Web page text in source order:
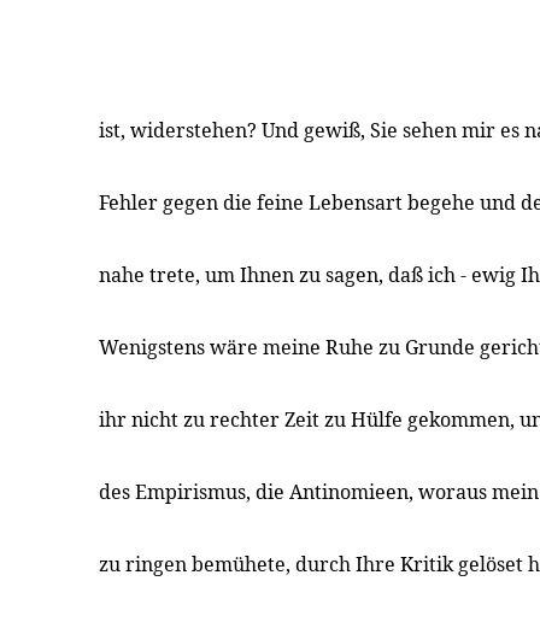
ist, widerstehen? Und gewiß, Sie sehen mir es
Fehler gegen die feine Lebensart begehe und
nahe trete, um Ihnen zu sagen, daß ich - ewig
Wenigstens wäre meine Ruhe zu Grunde
ihr nicht zu rechter Zeit zu Hülfe gekommen,
des Empirismus, die Antinomieen, woraus
zu ringen bemühete, durch Ihre Kritik gelöset